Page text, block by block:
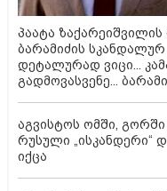
პაატა ზაქარეიშვილის
ბარამიძის
დეტალურად ვიცი...
გადმოვასვენე...
აგვისტოს ომში,
რუსული „ისკანდერი“
იქცა